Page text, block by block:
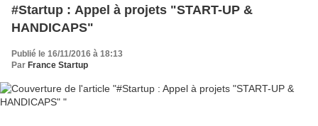
#Startup : Appel à projets "START-UP &
HANDICAPS"
Publié le 16/11/2016 à 18:13
Par France Startup